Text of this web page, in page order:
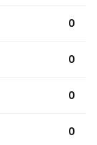
0
0
0
0